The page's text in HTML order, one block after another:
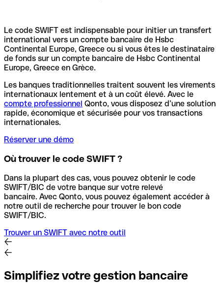
Le code SWIFT est indispensable pour initier un transfert
international vers un compte bancaire de Hsbc
Continental Europe, Greece ou si vous êtes le destinataire
de fonds sur un compte bancaire de Hsbc Continental
Europe, Greece en Grèce.
Les banques traditionnelles traitent souvent les virements
internationaux lentement et à un coût élevé. Avec le
compte professionnel Qonto, vous disposez d’une solution
rapide, économique et sécurisée pour vos transactions
internationales.
Réserver une démo
Où trouver le code SWIFT ?
Dans la plupart des cas, vous pouvez obtenir le code
SWIFT/BIC de votre banque sur votre relevé
bancaire. Avec Qonto, vous pouvez également accéder à
notre outil de recherche pour trouver le bon code
SWIFT/BIC.
Trouver un SWIFT avec notre outil
Simplifiez votre gestion bancaire